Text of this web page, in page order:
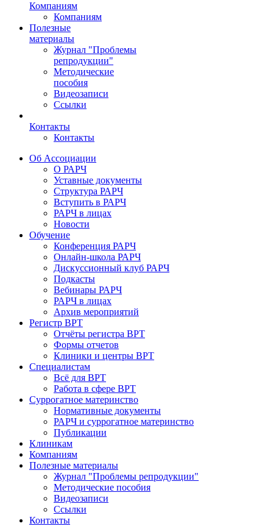
Компаниям
Компаниям
Полезные
материалы
Журнал "Проблемы
репродукции"
Методические
пособия
Видеозаписи
Ссылки
Контакты
Контакты
Об Ассоциации
О РАРЧ
Уставные документы
Структура РАРЧ
Вступить в РАРЧ
РАРЧ в лицах
Новости
Обучение
Конференция РАРЧ
Онлайн-школа РАРЧ
Дискуссионный клуб РАРЧ
Подкасты
Вебинары РАРЧ
РАРЧ в лицах
Архив мероприятий
Регистр ВРТ
Отчёты регистра ВРТ
Формы отчетов
Клиники и центры ВРТ
Специалистам
Всё для ВРТ
Работа в сфере ВРТ
Суррогатное материнство
Нормативные документы
РАРЧ и суррогатное материнство
Публикации
Клиникам
Компаниям
Полезные материалы
Журнал "Проблемы репродукции"
Методические пособия
Видеозаписи
Ссылки
Контакты